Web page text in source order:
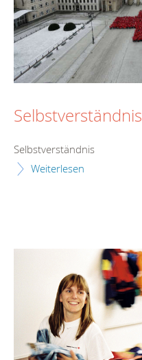
Selbstverständnis
Selbstverständnis
Weiterlesen